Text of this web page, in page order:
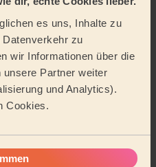
es uns, Inhalte zu
zu
wir Informationen über die
Partner weiter
und Analytics).
Cookies.
Sehr freundlich. Alles
Dampfgerät fand ich sehr
anzeigen